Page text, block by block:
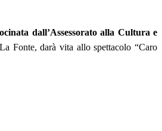
dall’Assessorato alla Cultura e
Fonte, darà vita allo spettacolo “Caro